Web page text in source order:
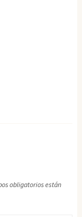
obligatorios están